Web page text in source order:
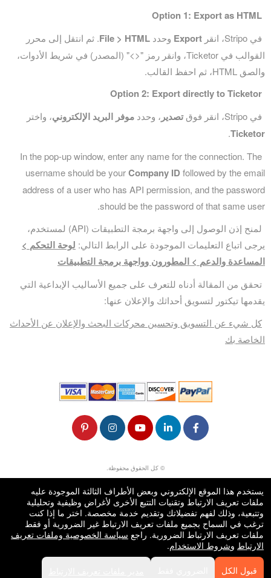
Option 1: Export as HTML
في Stripo، انقر Export وحدد File > HTML. ثم انتقل إلى محرر
القوالب في Ticketor، وانقر رمز "<>" (المصدر) في شريط الأدوات،
والصق HTML، ثم احفظ القالب.
Option 2: Export directly to Ticketor
في Stripo، انقر فوق تصدير ، وحدد موفر البريد الإلكتروني، واختر
Ticketor
.
In the pop-up window, enter any name for the connection. The
username should be yourCompany ID followed by the email
address of a user who has API permission, and the password
should be the password of that same user.
لمنح إذن الوصول إلى واجهة برمجة التطبيقات (API) لمستخدم،
يرجى اتباع التعليمات الموجودة على الرابط التالي: لوحة التحكم >
المساعدة والدعم > المطورون وواجهة برمجة التطبيقات
تحقق من المقالة أدناه للتعرف على جميع الأساليب الإبداعية التي
يقدمها تيكتور لتسويق أحداثك والإعلان عنها:
كل شيء عن التسويق وتحسين محركات البحث والإعلان عن الأحداث
الخاصة بك
© كل الحقوق محفوظة.
50.28.84.148
شروط الاستخدام
يستخدم هذا الموقع الإلكتروني وبعض الأطراف الثالثة الموجودة عليه
ملفات تعريف الارتباط وتقنيات التتبع الأخرى لأغراض وظيفية وتحليلية
وتتبعية، وذلك لفهم تفضيلاتك وتقديم خدمة مخصصة. اختر ما إذا كنت
ترغب في السماح بجميع ملفات تعريف الارتباط غير الضرورية أو فقط
ملفات تعريف الارتباط الضرورية. راجع سياسة الخصوصية وملفات تعريف
الارتباط وشروط الاستخدام.
قبول الكل